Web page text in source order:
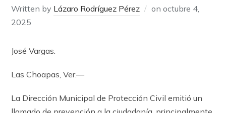
Written by Lázaro Rodríguez Pérez onoctubre 4,
2025
José Vargas.
Las Choapas, Ver.—
La Dirección Municipal de Protección Civil emitió un